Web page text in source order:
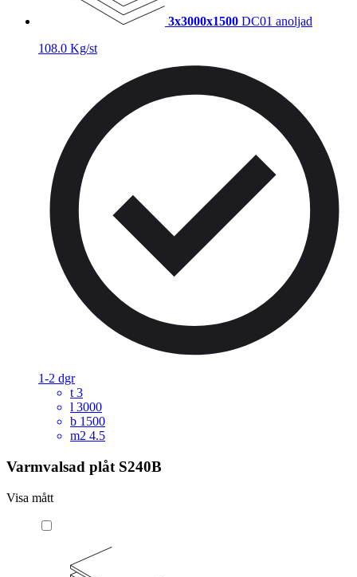
3x3000x1500 DC01 anoljad
108.0 Kg/st
1-2 dgr
t 3
l 3000
b 1500
m2 4.5
Varmvalsad plåt S240B
Visa mått